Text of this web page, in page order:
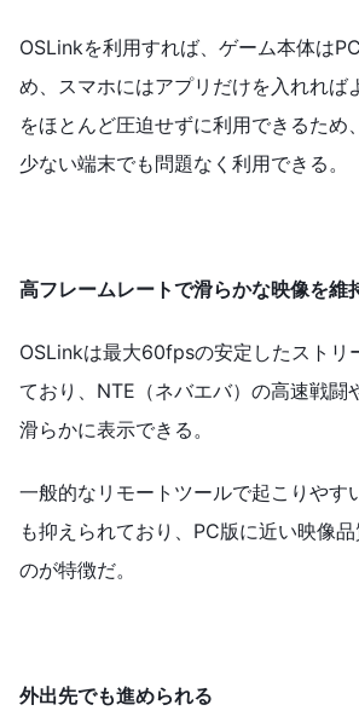
OSLinkを利用すれば、ゲーム本体は
め、スマホにはアプリだけを入れれば
をほとんど圧迫せずに利用できるため
少ない端末でも問題なく利用できる。
高フレームレートで滑らかな映像を維
OSLinkは最大60fpsの安定したストリ
ており、NTE（ネバエバ）の高速戦闘
滑らかに表示できる。
一般的なリモートツールで起こりやす
も抑えられており、PC版に近い映像
のが特徴だ。
外出先でも進められる